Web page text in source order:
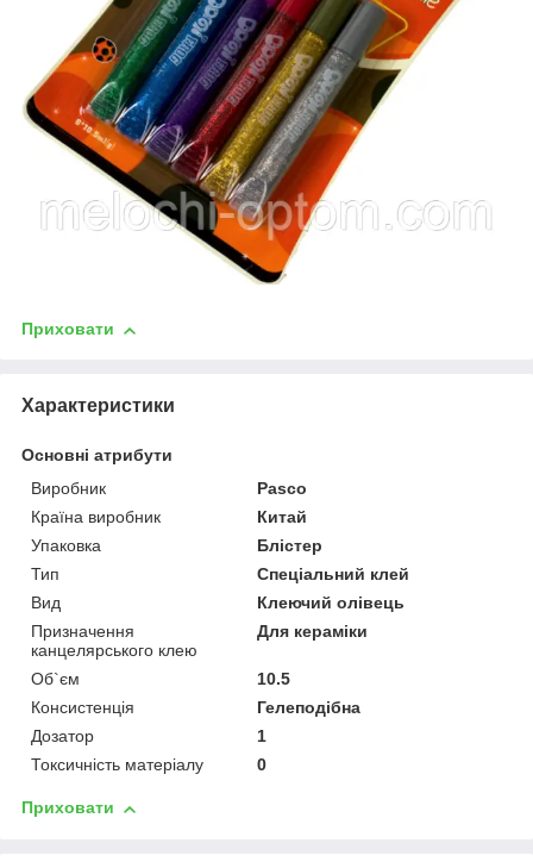
Приховати
Характеристики
Основні атрибути
Виробник
Pasco
Країна виробник
Китай
Упаковка
Блістер
Тип
Спеціальний клей
Вид
Клеючий олівець
Призначення
канцелярського клею
Для кераміки
Об`єм
10.5
Консистенція
Гелеподібна
Дозатор
1
Токсичність матеріалу
0
Приховати